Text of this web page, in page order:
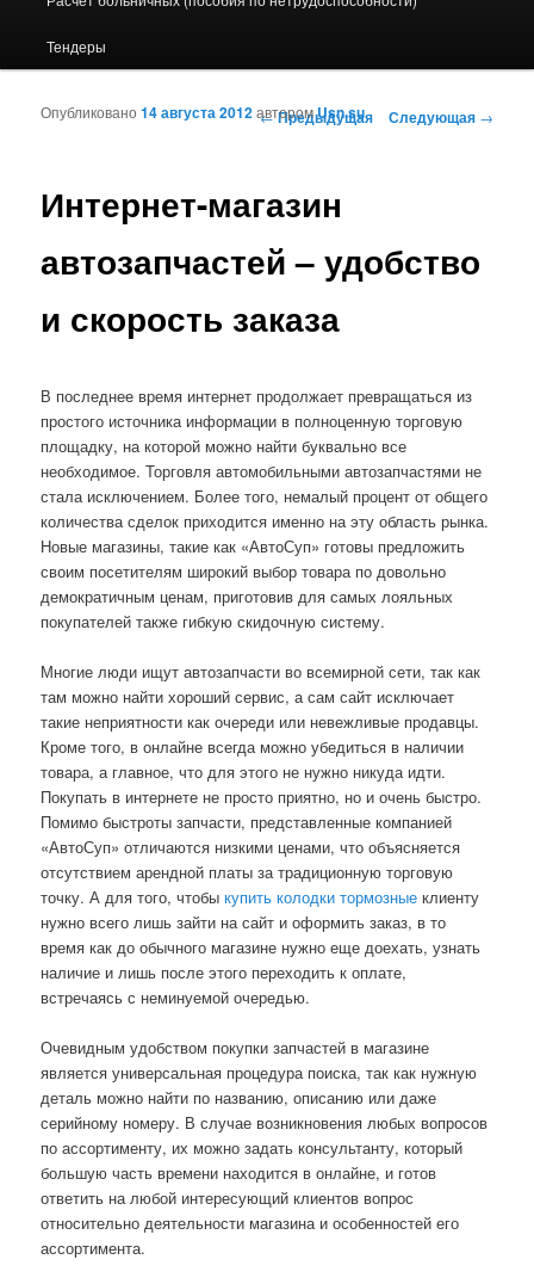
Тендеры
Навигация по записям
←Предыдущая Следующая →
Интернет-магазин
автозапчастей – удобство
и скорость заказа
Опубликовано14 августа 2012авторомUsn.su
В последнее время интернет продолжает превращаться из
простого источника информации в полноценную торговую
площадку, на которой можно найти буквально все
необходимое. Торговля автомобильными автозапчастями не
стала исключением. Более того, немалый процент от общего
количества сделок приходится именно на эту область рынка.
Новые магазины, такие как «АвтоСуп» готовы предложить
своим посетителям широкий выбор товара по довольно
демократичным ценам, приготовив для самых лояльных
покупателей также гибкую скидочную систему.
Многие люди ищут автозапчасти во всемирной сети, так как
там можно найти хороший сервис, а сам сайт исключает
такие неприятности как очереди или невежливые продавцы.
Кроме того, в онлайне всегда можно убедиться в наличии
товара, а главное, что для этого не нужно никуда идти.
Покупать в интернете не просто приятно, но и очень быстро.
Помимо быстроты запчасти, представленные компанией
«АвтоСуп» отличаются низкими ценами, что объясняется
отсутствием арендной платы за традиционную торговую
точку. А для того, чтобыкупить колодки тормозные клиенту
нужно всего лишь зайти на сайт и оформить заказ, в то
время как до обычного магазине нужно еще доехать, узнать
наличие и лишь после этого переходить к оплате,
встречаясь с неминуемой очередью.
Очевидным удобством покупки запчастей в магазине
является универсальная процедура поиска, так как нужную
деталь можно найти по названию, описанию или даже
серийному номеру. В случае возникновения любых вопросов
по ассортименту, их можно задать консультанту, который
большую часть времени находится в онлайне, и готов
ответить на любой интересующий клиентов вопрос
относительно деятельности магазина и особенностей его
ассортимента.